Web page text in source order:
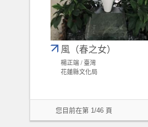
風（春之女）
楊正端 / 臺灣
花蓮縣文化局
您目前在第 1/46 頁